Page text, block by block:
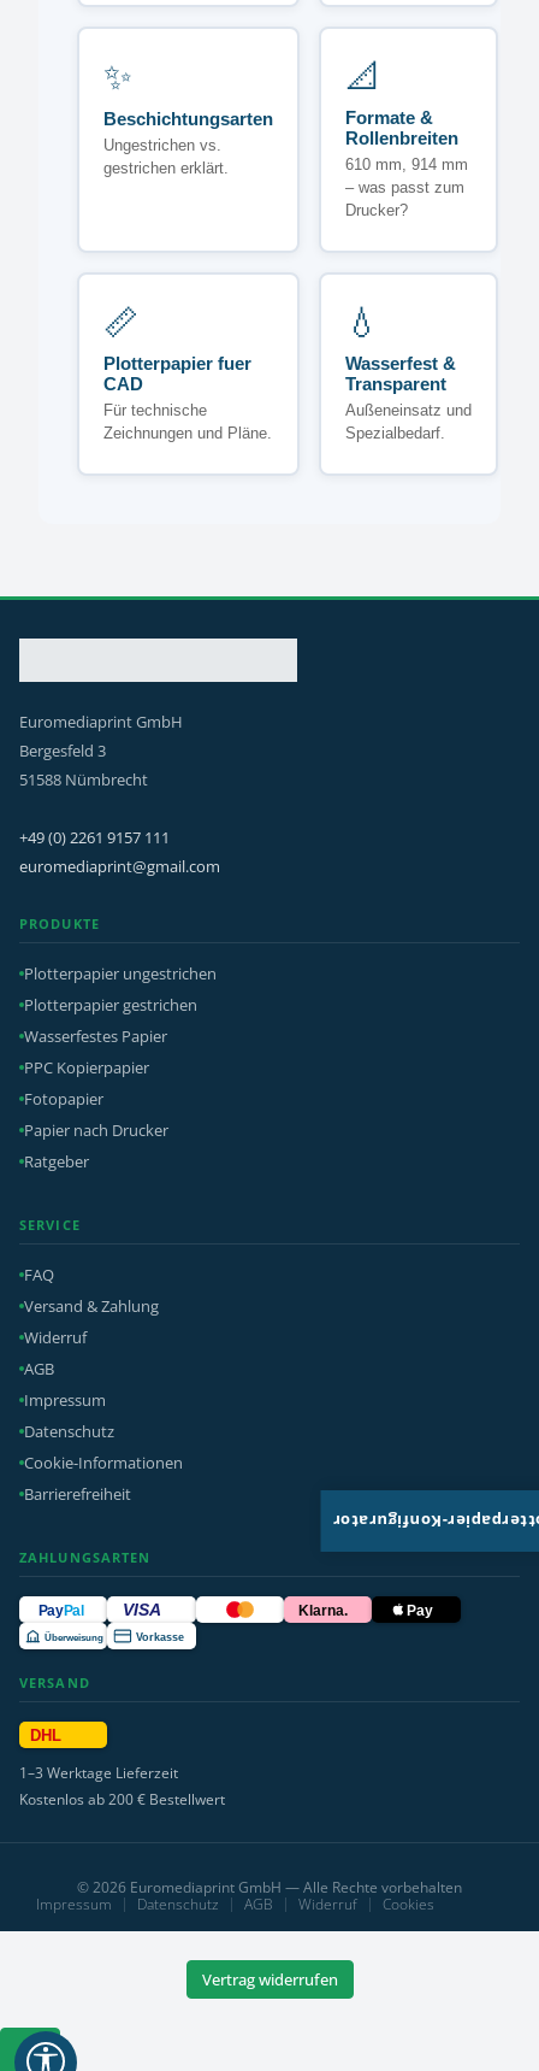
✨
Beschichtungsarten
Ungestrichen vs.
gestrichen erklärt.
📐
Formate &
Rollenbreiten
610 mm, 914 mm
– was passt zum
Drucker?
📏
Plotterpapier fuer
CAD
Für technische
Zeichnungen und Pläne.
💧
Wasserfest &
Transparent
Außeneinsatz und
Spezialbedarf.
Euromediaprint GmbH
Bergesfeld 3
51588 Nümbrecht
+49 (0) 2261 9157 111
euromediaprint@gmail.com
PRODUKTE
Plotterpapier ungestrichen
Plotterpapier gestrichen
Wasserfestes Papier
PPC Kopierpapier
Fotopapier
Papier nach Drucker
Ratgeber
SERVICE
FAQ
Versand & Zahlung
Widerruf
AGB
Impressum
Datenschutz
Cookie-Informationen
Barrierefreiheit
ZAHLUNGSARTEN
PayPal VISA Klarna. Pay
Überweisung Vorkasse
VERSAND
DHL
1–3 Werktage Lieferzeit
Kostenlos ab 200 € Bestellwert
© 2026 Euromediaprint GmbH — Alle Rechte vorbehalten
Impressum
Datenschutz AGB Widerruf Cookies
Vertrag widerrufen
Werkzeugleiste
anzeigen
Plotterpapier-